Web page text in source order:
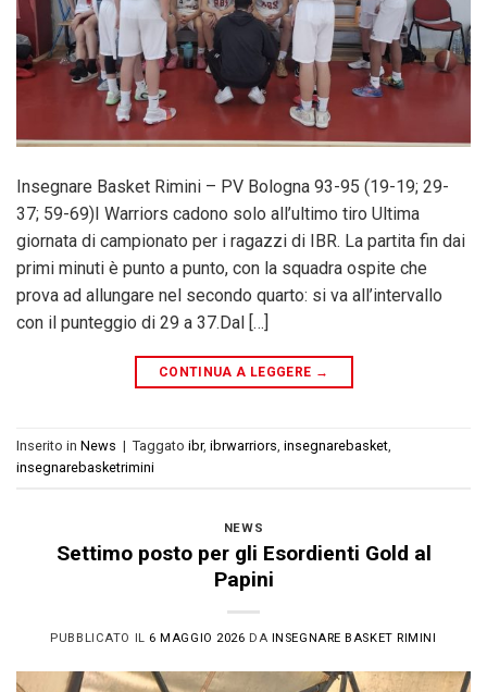
Insegnare Basket Rimini – PV Bologna 93-95 (19-19; 29-
37; 59-69)I Warriors cadono solo all’ultimo tiro Ultima
giornata di campionato per i ragazzi di IBR. La partita fin dai
primi minuti è punto a punto, con la squadra ospite che
prova ad allungare nel secondo quarto: si va all’intervallo
con il punteggio di 29 a 37.Dal […]
CONTINUA A LEGGERE →
Inserito in News | Taggato ibr, ibrwarriors, insegnarebasket,
insegnarebasketrimini
NEWS
Settimo posto per gli Esordienti Gold al
Papini
PUBBLICATO IL 6 MAGGIO 2026 DA INSEGNARE BASKET RIMINI